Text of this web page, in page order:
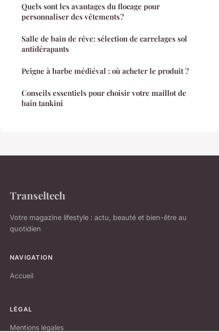
Quels sont les avantages du flocage pour
personnaliser des vêtements ?
Salle de bain de rêve: sélection de carrelages sol
antidérapants
Peigne à barbe médiéval : où acheter le produit ?
Conseils essentiels pour choisir votre maillot de
bain tankini
Transeltech
Votre magazine lifestyle : actu, beauté et bien-être au
quotidien
NAVIGATION
Accueil
LÉGAL
Mentions légales